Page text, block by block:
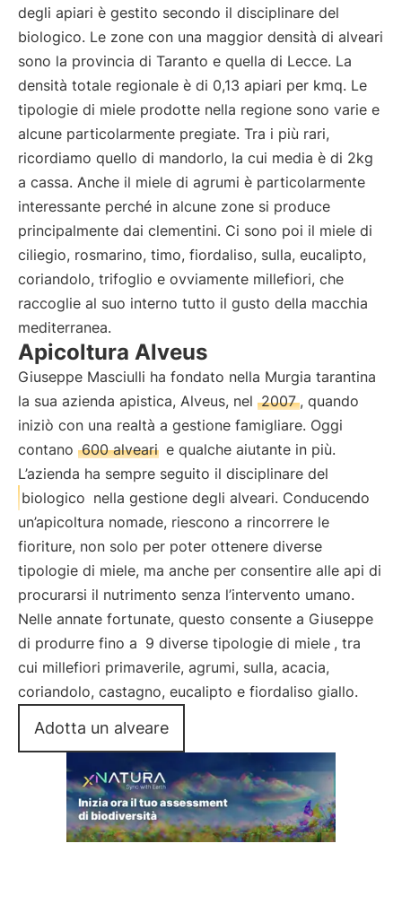
degli apiari è gestito secondo il disciplinare del
biologico. Le zone con una maggior densità di alveari
sono la provincia di Taranto e quella di Lecce. La
densità totale regionale è di 0,13 apiari per kmq. Le
tipologie di miele prodotte nella regione sono varie e
alcune particolarmente pregiate. Tra i più rari,
ricordiamo quello di mandorlo, la cui media è di 2kg
a cassa. Anche il miele di agrumi è particolarmente
interessante perché in alcune zone si produce
principalmente dai clementini. Ci sono poi il miele di
ciliegio, rosmarino, timo, fiordaliso, sulla, eucalipto,
coriandolo, trifoglio e ovviamente millefiori, che
raccoglie al suo interno tutto il gusto della macchia
mediterranea.
Apicoltura Alveus
Giuseppe Masciulli ha fondato nella Murgia tarantina
la sua azienda apistica, Alveus, nel 2007 , quando
iniziò con una realtà a gestione famigliare. Oggi
contano 600 alveari e qualche aiutante in più.
L’azienda ha sempre seguito il disciplinare del
biologico nella gestione degli alveari. Conducendo
un’apicoltura nomade, riescono a rincorrere le
fioriture, non solo per poter ottenere diverse
tipologie di miele, ma anche per consentire alle api di
procurarsi il nutrimento senza l’intervento umano.
Nelle annate fortunate, questo consente a Giuseppe
di produrre fino a 9 diverse tipologie di miele , tra
cui millefiori primaverile, agrumi, sulla, acacia,
coriandolo, castagno, eucalipto e fiordaliso giallo.
Adotta un alveare